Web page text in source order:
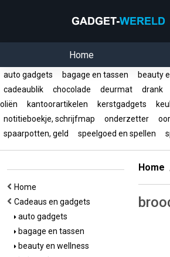
Home
auto gadgets bagage en tassen beauty
cadeaublik
chocolade deurmat drank
oliën
kantoorartikelen kerstgadgets
notitieboekje, schrijfmap
onderzetter
spaarpotten, geld
speelgoed en spellen
Home
Cadeaus en gadgets
auto gadgets
bagage en tassen
beauty en wellness
Home